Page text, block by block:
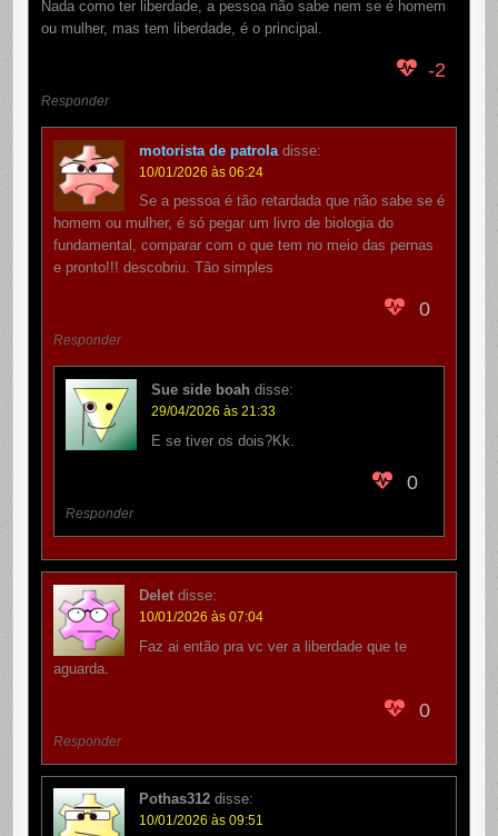
Nada como ter liberdade, a pessoa não sabe nem se é homem
ou mulher, mas tem liberdade, é o principal.
-2
Responder
motorista de patrola disse:
10/01/2026 às 06:24
Se a pessoa é tão retardada que não sabe se é
homem ou mulher, é só pegar um livro de biologia do
fundamental, comparar com o que tem no meio das pernas
e pronto!!! descobriu. Tão simples
0
Responder
Sue side boah disse:
29/04/2026 às 21:33
E se tiver os dois?Kk.
0
Responder
Delet disse:
10/01/2026 às 07:04
Faz ai então pra vc ver a liberdade que te
aguarda.
0
Responder
Pothas312 disse:
10/01/2026 às 09:51